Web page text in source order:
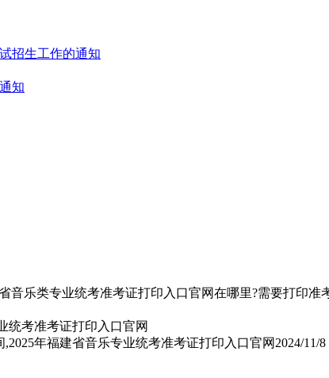
招生工作的通知
知
音乐类专业统考准考证打印入口官网在哪里?需要打印
年福建省音乐专业统考准考证打印入口官网 2024/11/8